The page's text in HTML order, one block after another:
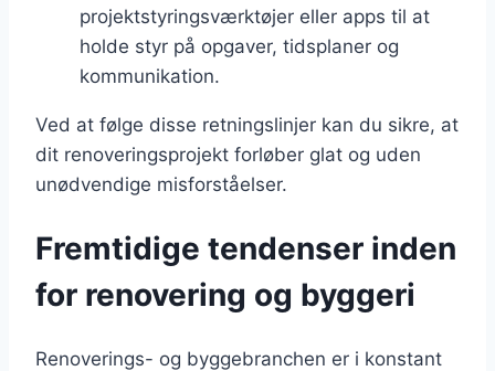
projektstyringsværktøjer eller apps til at
holde styr på opgaver, tidsplaner og
kommunikation.
Ved at følge disse retningslinjer kan du sikre, at
dit renoveringsprojekt forløber glat og uden
unødvendige misforståelser.
Fremtidige tendenser inden
for renovering og byggeri
Renoverings- og byggebranchen er i konstant